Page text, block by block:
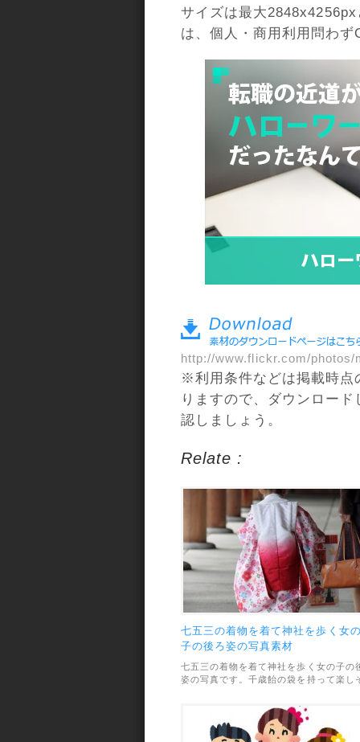
サイズは最大
は、個人・商用利用問わ
http://www.flickr.com/
※利用条件などは掲載時点
りますので、ダウンロー
認しましょう。
Relate :
七五三の着物を着て神社を歩く女
子の後ろ姿の写真素材
七五三の着物を着て神社を歩く女の子の
姿の写真です。千歳飴の袋を持って楽し
JPEG画像で最大3010x4514pxの高解像
度です。利用範囲については、個人・商
利用問わずOKとなっています。